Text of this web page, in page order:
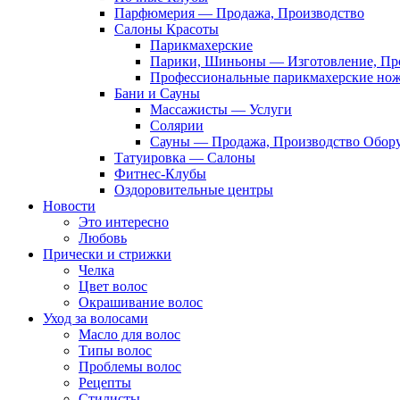
Парфюмерия — Продажа, Производство
Салоны Красоты
Парикмахерские
Парики, Шиньоны — Изготовление,
Профессиональные парикмахерские
Бани и Сауны
Массажисты — Услуги
Солярии
Сауны — Продажа, Производство
Татуировка — Салоны
Фитнес-Клубы
Оздоровительные центры
Новости
Это интересно
Любовь
Прически и стрижки
Челка
Цвет волос
Окрашивание волос
Уход за волосами
Масло для волос
Типы волос
Проблемы волос
Рецепты